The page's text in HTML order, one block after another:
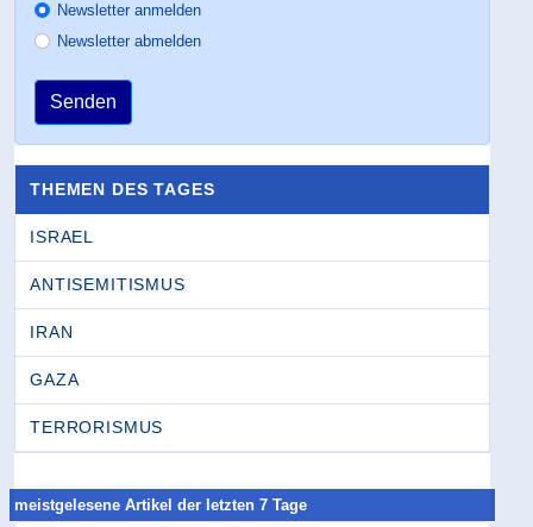
Newsletter anmelden
Newsletter abmelden
Senden
THEMEN DES TAGES
ISRAEL
ANTISEMITISMUS
IRAN
GAZA
TERRORISMUS
meistgelesene Artikel der letzten 7 Tage